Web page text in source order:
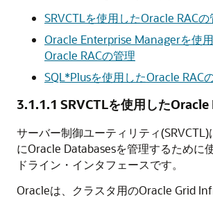
SRVCTLを使用したOracle RACの
Oracle Enterprise Managerを使
Oracle RACの管理
SQL*Plusを使用したOracle RAC
3.1.1.1 SRVCTLを使用したOracle
サーバー制御ユーティリティ
にOracle Databasesを管理するために
ドライン・インタフェースです。
Oracleは、クラスタ用のOracle Grid